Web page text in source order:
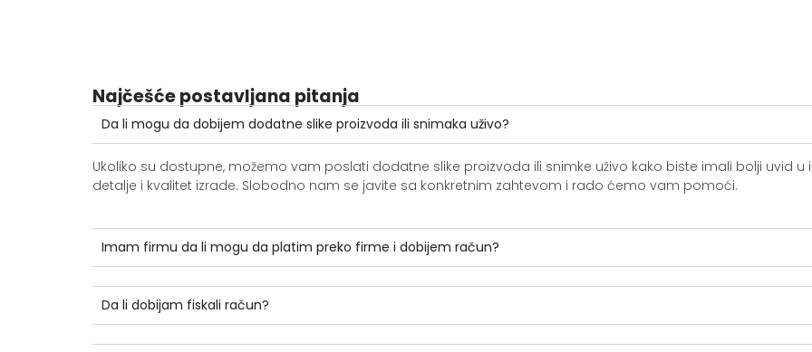
Najčešće postavljana pitanja
Da li mogu da dobijem dodatne slike proizvoda ili snimaka uživo?
Ukoliko su dostupne, možemo vam poslati dodatne slike proizvoda ili snimke uživo kako biste imali bolji uvid u
detalje i kvalitet izrade. Slobodno nam se javite sa konkretnim zahtevom i rado ćemo vam pomoći.
Imam firmu da li mogu da platim preko firme i dobijem račun?
Da li dobijam fiskali račun?